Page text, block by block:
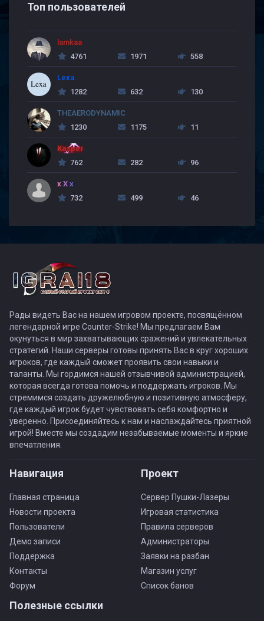
Топ пользователей
lamkaa
4761
1971 558
Lexa
1282
632 130
THEAERODYNAMIC
1230
1175 11
Kasper
762
282 96
x X x
732
499 46
Рады видеть Вас на нашем игровом проекте, посвящённом
легендарной игре Counter-Strike! Мы предлагаем Вам
окунуться в мир захватывающих сражений и увлекательных
стратегий. Наши серверы готовы принять Вас в круг хороших
игроков, где каждый сможет проявить свои навыки и
таланты. Мы гордимся нашей отзывчивой администрацией,
которая всегда готова помочь и поддержать игроков. Мы
стремимся создать дружелюбную и позитивную атмосферу,
где каждый игрок будет чувствовать себя комфортно и
уверенно. Присоединяйтесь к нам и наслаждайтесь приятной
игрой! Вместе мы создадим незабываемые моменты и яркие
впечатления.
Навигация
Главная страница
Новости проекта
Пользователи
Демо записи
Поддержка
Контакты
Форум
Проект
Сервер Пушки-Лазеры
Игровая статистика
Правила серверов
Администраторы
Заявки на разбан
Магазин услуг
Список банов
Полезные ссылки